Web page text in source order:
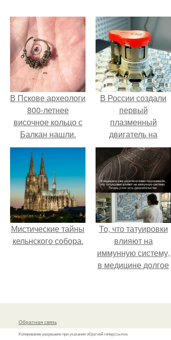
В Пскове археологи
800-летнее
височное кольцо с
Балкан нашли.
В России создали
первый
плазменный
двигатель на
криптоне.
Мистические тайны
кельнского собора.
То, что татуировки
влияют на
иммунную систему,
в медицине долгое
лишь как гипотеза.
Обратная связь
Копирование разрешено при указании обратной гиперссылки.